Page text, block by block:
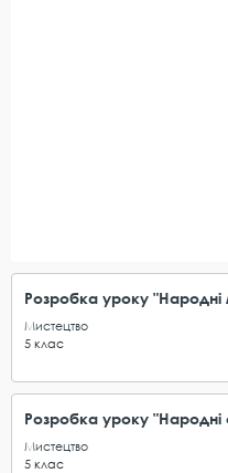
Розробка уроку
Мистецтво
5 клас
Розробка уроку
Мистецтво
5 клас